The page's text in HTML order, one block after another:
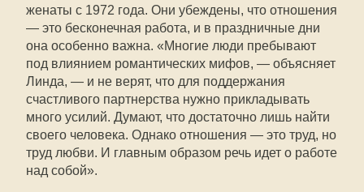
женаты с 1972 года. Они убеждены, что отношения
— это бесконечная работа, и в праздничные дни
она особенно важна. «Многие люди пребывают
под влиянием романтических мифов, — объясняет
Линда, — и не верят, что для поддержания
счастливого партнерства нужно прикладывать
много усилий. Думают, что достаточно лишь найти
своего человека. Однако отношения — это труд, но
труд любви. И главным образом речь идет о работе
над собой».